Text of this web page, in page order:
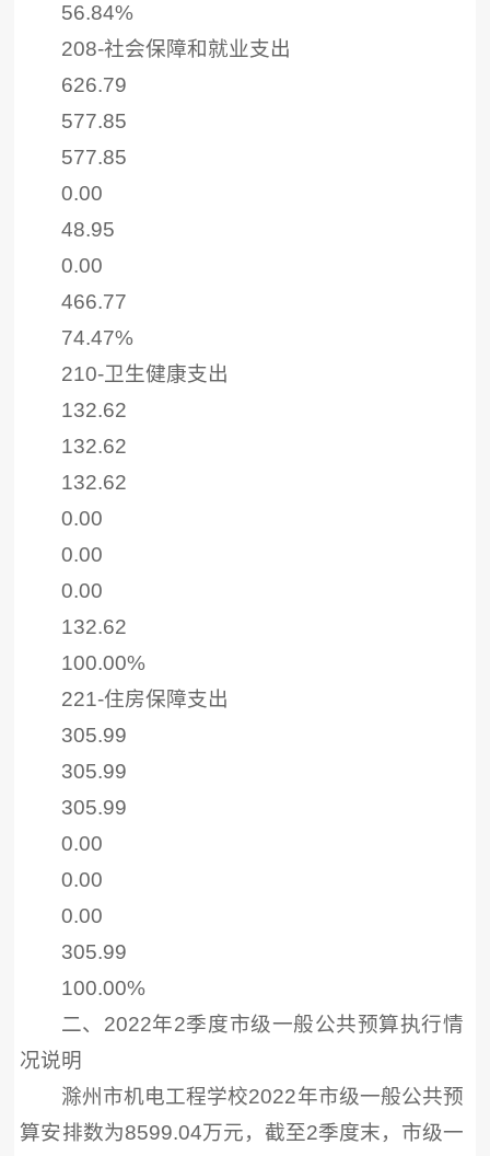
56.84%
208-社会保障和就业支出
626.79
577.85
577.85
0.00
48.95
0.00
466.77
74.47%
210-卫生健康支出
132.62
132.62
132.62
0.00
0.00
0.00
132.62
100.00%
221-住房保障支出
305.99
305.99
305.99
0.00
0.00
0.00
305.99
100.00%
二、2022年2季度市级一般公共预算执行情
况说明
滁州市机电工程学校2022年市级一般公共预
算安排数为8599.04万元，截至2季度末，市级一